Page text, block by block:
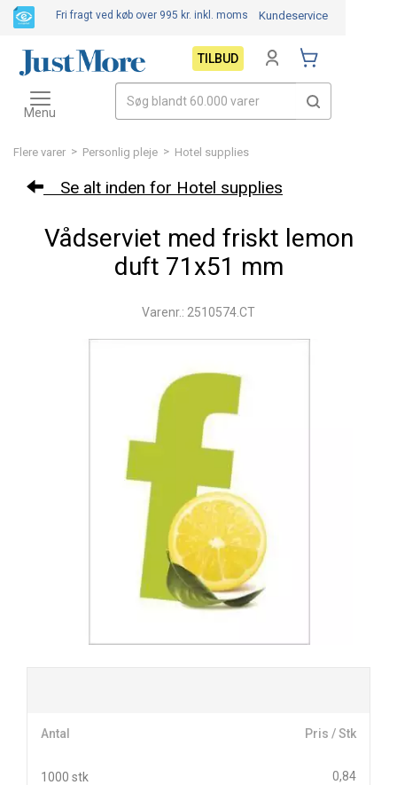
Flere varer > Personlig pleje > Hotel supplies
Se alt inden for Hotel supplies
Vådserviet med friskt lemon
duft 71x51 mm
Varenr.: 2510574.CT
Antal Pris / Stk
1000 stk 0,84
Fri fragt ved køb over 995 kr. inkl. moms Kundeservice
TILBUD
Toggle
navigation
Menu